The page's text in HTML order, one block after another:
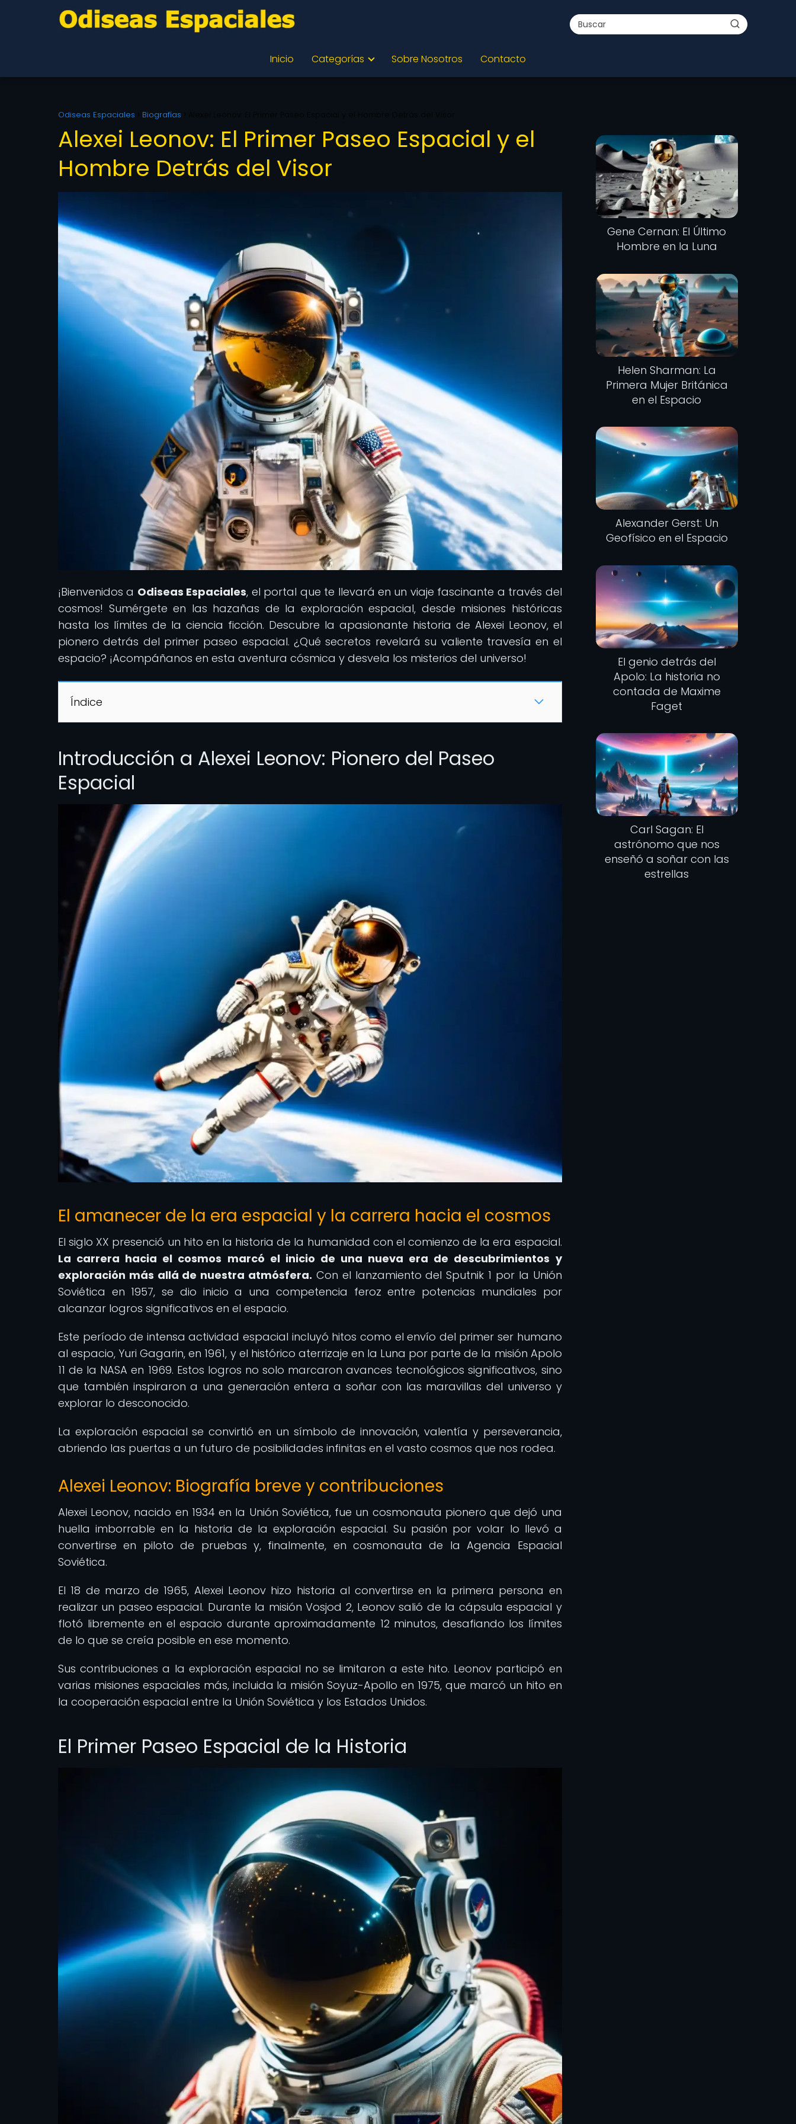
Inicio Categorías Sobre Nosotros Contacto
Odiseas Espaciales Biografías
Alexei Leonov: El Primer Paseo Espacial y el
Hombre Detrás del Visor
¡Bienvenidos a Odiseas Espaciales, el portal que te llevará en un viaje fascinante a través del
cosmos! Sumérgete en las hazañas de la exploración espacial, desde misiones históricas
hasta los límites de la ciencia ficción. Descubre la apasionante historia de Alexei Leonov, el
pionero detrás del primer paseo espacial. ¿Qué secretos revelará su valiente travesía en el
espacio? ¡Acompáñanos en esta aventura cósmica y desvela los misterios del universo!
Índice
Introducción a Alexei Leonov: Pionero del Paseo
Espacial
El amanecer de la era espacial y la carrera hacia el cosmos
El siglo XX presenció un hito en la historia de la humanidad con el comienzo de la era espacial.
La carrera hacia el cosmos marcó el inicio de una nueva era de descubrimientos y
exploración más allá de nuestra atmósfera. Con el lanzamiento del Sputnik 1 por la Unión
Soviética en 1957, se dio inicio a una competencia feroz entre potencias mundiales por
alcanzar logros significativos en el espacio.
Este período de intensa actividad espacial incluyó hitos como el envío del primer ser humano
al espacio, Yuri Gagarin, en 1961, y el histórico aterrizaje en la Luna por parte de la misión Apolo
11 de la NASA en 1969. Estos logros no solo marcaron avances tecnológicos significativos, sino
que también inspiraron a una generación entera a soñar con las maravillas del universo y
explorar lo desconocido.
La exploración espacial se convirtió en un símbolo de innovación, valentía y perseverancia,
abriendo las puertas a un futuro de posibilidades infinitas en el vasto cosmos que nos rodea.
Alexei Leonov: Biografía breve y contribuciones
Alexei Leonov, nacido en 1934 en la Unión Soviética, fue un cosmonauta pionero que dejó una
huella imborrable en la historia de la exploración espacial. Su pasión por volar lo llevó a
convertirse en piloto de pruebas y, finalmente, en cosmonauta de la Agencia Espacial
Soviética.
El 18 de marzo de 1965, Alexei Leonov hizo historia al convertirse en la primera persona en
realizar un paseo espacial. Durante la misión Vosjod 2, Leonov salió de la cápsula espacial y
flotó libremente en el espacio durante aproximadamente 12 minutos, desafiando los límites
de lo que se creía posible en ese momento.
Sus contribuciones a la exploración espacial no se limitaron a este hito. Leonov participó en
varias misiones espaciales más, incluida la misión Soyuz-Apollo en 1975, que marcó un hito en
la cooperación espacial entre la Unión Soviética y los Estados Unidos.
El Primer Paseo Espacial de la Historia
Gene Cernan: El Último
Hombre en la Luna
Helen Sharman: La
Primera Mujer Británica
en el Espacio
Alexander Gerst: Un
Geofísico en el Espacio
El genio detrás del
Apolo: La historia no
contada de Maxime
Faget
Carl Sagan: El
astrónomo que nos
enseñó a soñar con las
estrellas